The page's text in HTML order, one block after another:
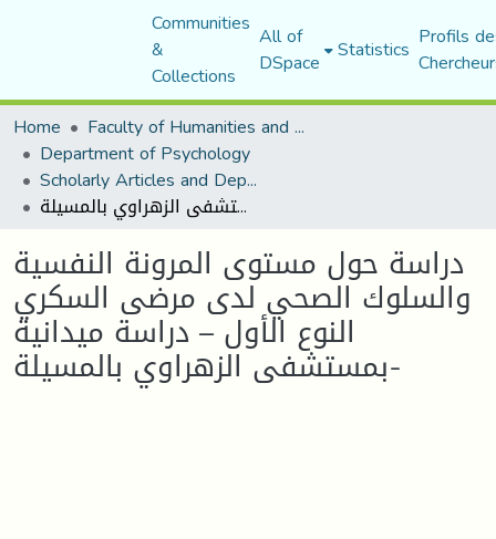
Communities
&
Collections
All of
DSpace Statistics Profils
Home
Faculty of Humanities and Social Sciences
Department of Psychology
Scholarly Articles and Department Publications
دراسة حول مستوى المرونة النفسية والسلوك الصحي لدى مرضى السكري النوع الأول – دراسة ميدانية بمستشفى الزهراوي بالمسيلة-
دراسة حول مستوى المرونة النفسية
والسلوك الصحي لدى مرضى السكري
النوع الأول – دراسة ميدانية
بمستشفى الزهراوي بالمسيلة-